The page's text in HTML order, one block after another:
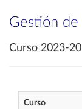
Gestión de
Curso 2023-
Curso